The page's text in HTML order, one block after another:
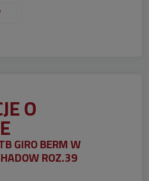
O
GIRO BERM W
ROZ.39